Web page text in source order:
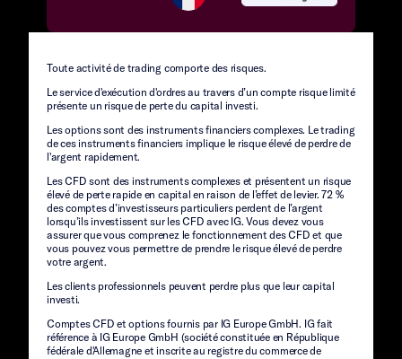
Toute activité de trading comporte des risques.
Le service d'exécution d'ordres au travers d’un compte risque limité
présente un risque de perte du capital investi.
Les options sont des instruments financiers complexes. Le trading
de ces instruments financiers implique le risque élevé de perdre de
l'argent rapidement.
Les CFD sont des instruments complexes et présentent un risque
élevé de perte rapide en capital en raison de l’effet de levier. 72 %
des comptes d’investisseurs particuliers perdent de l’argent
lorsqu’ils investissent sur les CFD avec IG. Vous devez vous
assurer que vous comprenez le fonctionnement des CFD et que
vous pouvez vous permettre de prendre le risque élevé de perdre
votre argent.
Les clients professionnels peuvent perdre plus que leur capital
investi.
Comptes CFD et options fournis par IG Europe GmbH. IG fait
référence à IG Europe GmbH (société constituée en République
fédérale d'Allemagne et inscrite au registre du commerce de